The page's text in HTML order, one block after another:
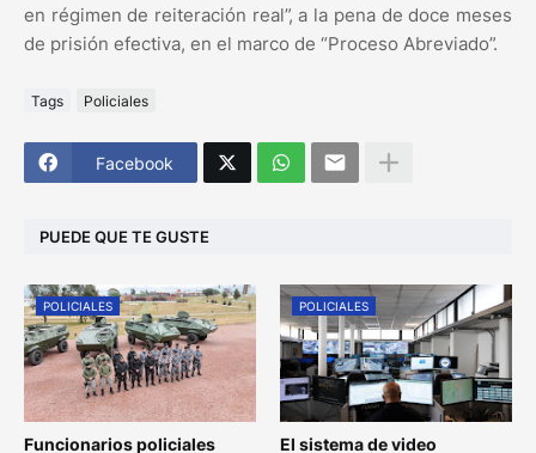
en régimen de reiteración real”, a la pena de doce meses
de prisión efectiva, en el marco de “Proceso Abreviado”.
Tags Policiales
Facebook
PUEDE QUE TE GUSTE
POLICIALES
Funcionarios policiales
POLICIALES
El sistema de video